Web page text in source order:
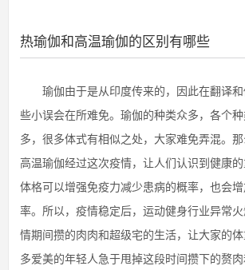
热瑜伽和高温瑜伽的区别有哪些
瑜伽由于是从印度传来的，因此在翻译和
些小误会在所难免。瑜伽的种类众多，各个
多，很多体式有相似之处，大家难免弄混。
高温瑜伽经过这次疫情，让人们认识到健康
体格可以增强免疫力减少患病的概率，也会
率。所以，疫情稳定后，运动健身行业异常
情期间攒的肉肉和超级宅的生活，让大家的
多爱美的年轻人急于甩掉这段时间攒下的赘